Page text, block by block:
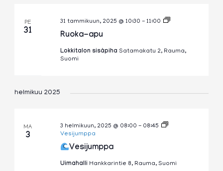
PE
31 Ruoka-apu
31 tammikuun, 2025 @ 10:30 - 11:00
Ruoka-
Lokkitalon sisäpiha Satamakatu 2, Rauma,
Suomi
helmikuu 2025
MA
3
Vesijumppa
3 helmikuun, 2025 @ 08:00 - 08:45
Vesijumppa
Uimahalli Hankkarintie 8, Rauma, Suomi